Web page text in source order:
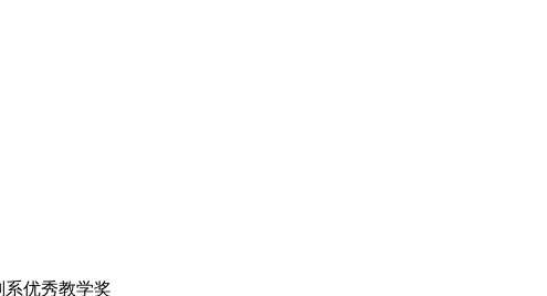
系优秀教学奖